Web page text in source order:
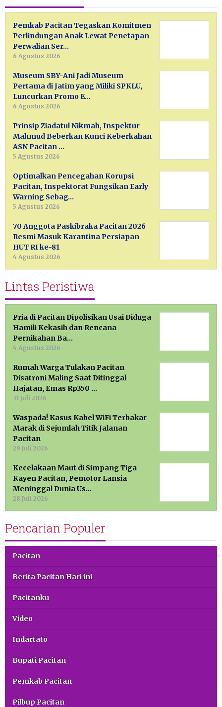
Pemkab Pacitan Tegaskan Komitmen
Perlindungan Anak Lewat Penetapan
Perwalian Ser…
6 Agustus 2026
Museum SBY-Ani Jadi Museum
Pertama di Jatim yang Miliki SPKLU,
Luncurkan Promo E…
6 Agustus 2026
Prinsip Ziadatul Nikmah, Inspektur
Mahmud Beberkan Kunci Keberkahan
ASN Pacitan …
5 Agustus 2026
Optimalkan Pencegahan Korupsi
Pacitan, Inspektorat Fungsikan Early
Warning Sebag…
5 Agustus 2026
70 Anggota Paskibraka Pacitan 2026
Resmi Masuk Karantina Persiapan
HUT RI ke-81
4 Agustus 2026
Lintas Peristiwa
Pria di Pacitan Dipolisikan Usai Diduga
Hamili Kekasih dan Rencana
Pernikahan Ba…
4 Agustus 2026
Rumah Warga Tulakan Pacitan
Disatroni Maling Saat Ditinggal
Hajatan, Emas Rp350 …
31 Juli 2026
Waspada! Kasus Kabel WiFi Terbakar
Marak di Sejumlah Titik Jalanan
Pacitan
29 Juli 2026
Kecelakaan Maut di Simpang Tiga
Kayen Pacitan, Pemotor Lansia
Meninggal Dunia Us…
28 Juli 2026
Pencarian Populer
Pacitan
Berita Pacitan Hari ini
Pacitanku
Video
Indartato
Bupati Pacitan
Pemkab Pacitan
Pilbup Pacitan